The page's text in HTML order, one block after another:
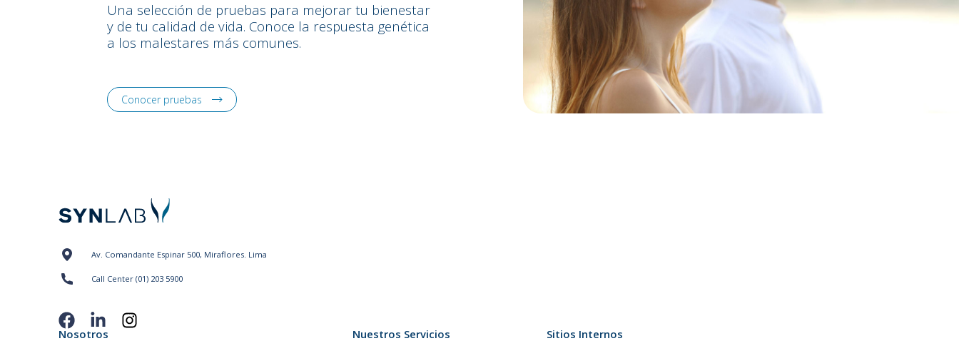
Una selección de pruebas para mejorar tu bienestar
y de tu calidad de vida. Conoce la respuesta genética
a los malestares más comunes.
Conocer pruebas
Av. Comandante Espinar 500, Miraflores. Lima
Call Center (01) 203 5900
Nosotros Nuestros Servicios Sitios Internos